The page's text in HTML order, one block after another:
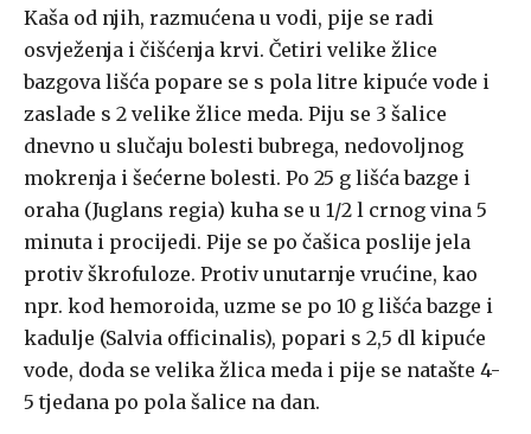
Kaša od njih, razmućena u vodi, pije se radi
osvježenja i čišćenja krvi. Četiri velike žlice
bazgova lišća popare se s pola litre kipuće vode i
zaslade s 2 velike žlice meda. Piju se 3 šalice
dnevno u slučaju bolesti bubrega, nedovoljnog
mokrenja i šećerne bolesti. Po 25 g lišća bazge i
oraha (Juglans regia) kuha se u 1/2 l crnog vina 5
minuta i procijedi. Pije se po čašica poslije jela
protiv škrofuloze. Protiv unutarnje vrućine, kao
npr. kod hemoroida, uzme se po 10 g lišća bazge i
kadulje (Salvia officinalis), popari s 2,5 dl kipuće
vode, doda se velika žlica meda i pije se natašte 4-
5 tjedana po pola šalice na dan.